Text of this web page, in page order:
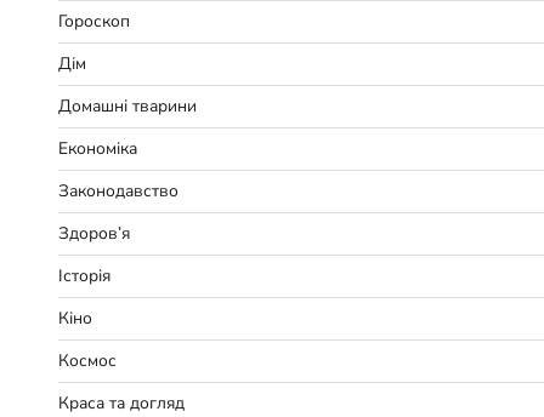
Гороскоп
Дім
Домашні тварини
Економіка
Законодавство
Здоров’я
Історія
Кіно
Космос
Краса та догляд